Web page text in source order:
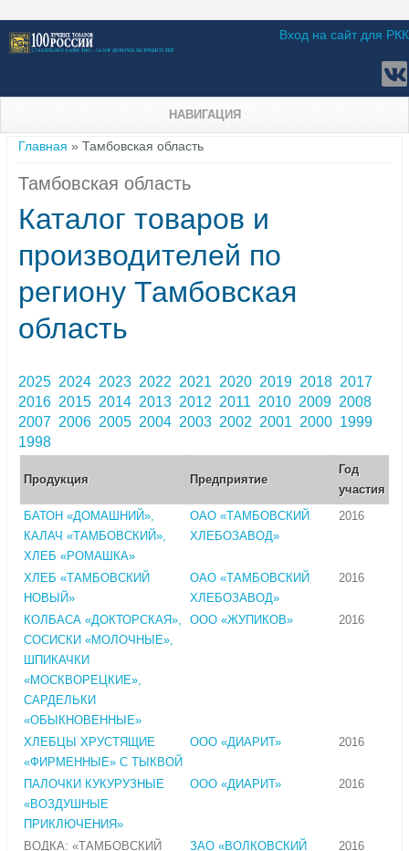
Вход на сайт для РКК
НАВИГАЦИЯ
Вы здесь
Главная » Тамбовская область
Тамбовская область
Каталог товаров и
производителей по
региону Тамбовская
область
2025 2024 2023 2022 2021 2020 2019 2018 2017
2016 2015 2014 2013 2012 2011 2010 2009 2008
2007 2006 2005 2004 2003 2002 2001 2000 1999
1998
Продукция Предприятие
Год
участия
БАТОН «ДОМАШНИЙ»,
КАЛАЧ «ТАМБОВСКИЙ»,
ХЛЕБ «РОМАШКА»
ОАО «ТАМБОВСКИЙ
ХЛЕБОЗАВОД»
2016
ХЛЕБ «ТАМБОВСКИЙ
НОВЫЙ»
ОАО «ТАМБОВСКИЙ
ХЛЕБОЗАВОД»
2016
КОЛБАСА «ДОКТОРСКАЯ»,
СОСИСКИ «МОЛОЧНЫЕ»,
ШПИКАЧКИ
«МОСКВОРЕЦКИЕ»,
САРДЕЛЬКИ
«ОБЫКНОВЕННЫЕ»
ООО «ЖУПИКОВ» 2016
ХЛЕБЦЫ ХРУСТЯЩИЕ
«ФИРМЕННЫЕ» С ТЫКВОЙ
ООО «ДИАРИТ» 2016
ПАЛОЧКИ КУКУРУЗНЫЕ
«ВОЗДУШНЫЕ
ПРИКЛЮЧЕНИЯ»
ООО «ДИАРИТ» 2016
ВОДКА: «ТАМБОВСКИЙ
ЗАО «ВОЛКОВСКИЙ
2016